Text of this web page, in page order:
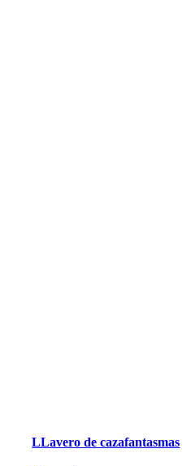
LLavero de cazafantasmas